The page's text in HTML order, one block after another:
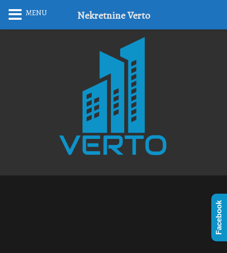
MENU Nekretnine Verto
Facebook